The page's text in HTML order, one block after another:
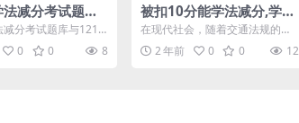
减分考试题库,
减分模拟(驾驶
一年能减几分)
减分考试题库与1212
拟是帮助驾驶员了解
高安全...
0 0 8
被扣10分能学法减分,学法
减分最多能减多少分
在现代社会，随着交通法规的日
益严格，许多驾驶者面临被扣分
的情况。特别是对于那些因...
2 年前 0 0 12